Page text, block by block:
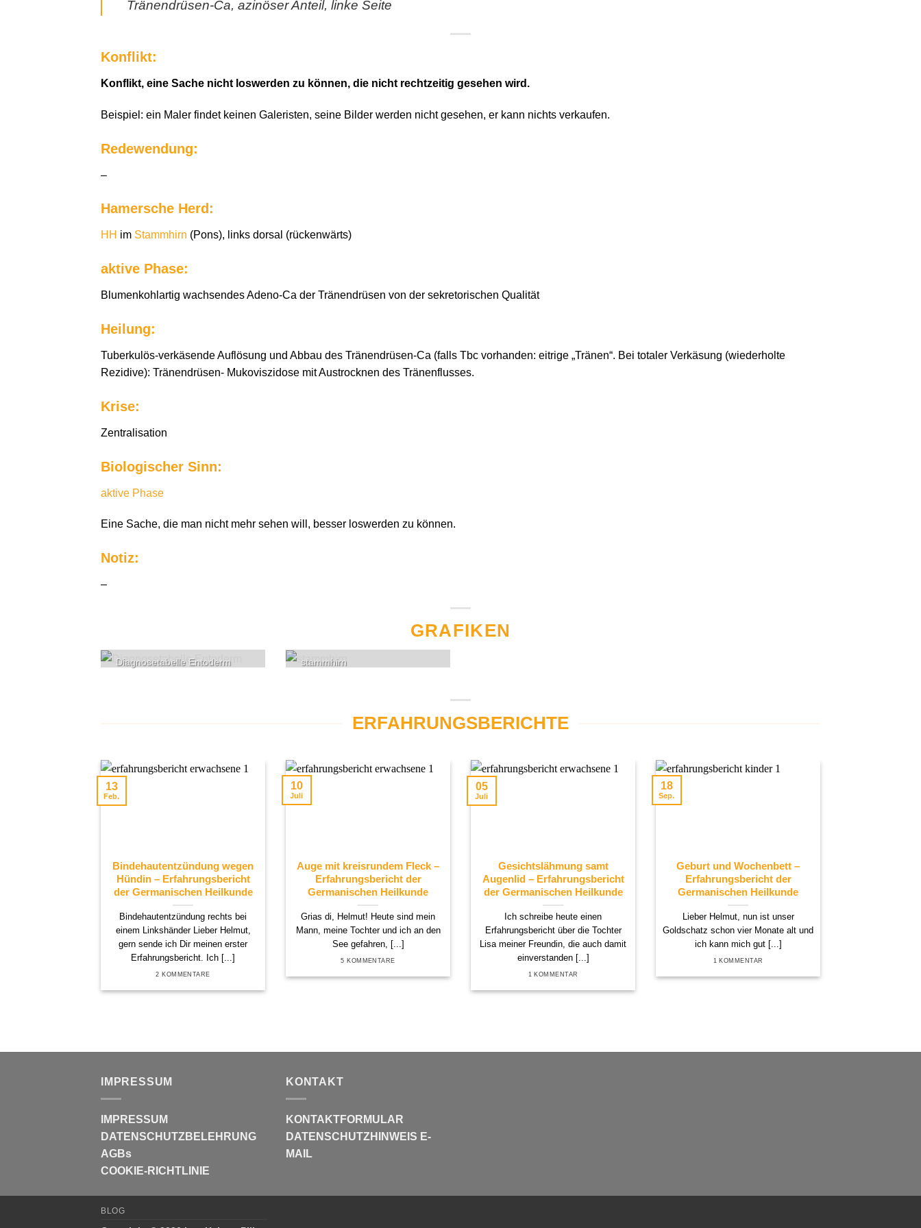
Tränendrüsen-Ca, azinöser Anteil, linke Seite
Konflikt:
Konflikt, eine Sache nicht loswerden zu können, die nicht rechtzeitig gesehen wird.
Beispiel: ein Maler findet keinen Galeristen, seine Bilder werden nicht gesehen, er kann nichts verkaufen.
Redewendung:
–
Hamersche Herd:
HH im Stammhirn (Pons), links dorsal (rückenwärts)
aktive Phase:
Blumenkohlartig wachsendes Adeno-Ca der Tränendrüsen von der sekretorischen Qualität
Heilung:
Tuberkulös-verkäsende Auflösung und Abbau des Tränendrüsen-Ca (falls Tbc vorhanden: eitrige „Tränen“. Bei totaler Verkäsung (wiederholte
Rezidive): Tränendrüsen- Mukoviszidose mit Austrocknen des Tränenflusses.
Krise:
Zentralisation
Biologischer Sinn:
aktive Phase
Eine Sache, die man nicht mehr sehen will, besser loswerden zu können.
Notiz:
–
GRAFIKEN
Diagnosetabelle Entoderm stammhirn
ERFAHRUNGSBERICHTE
Bindehautentzündung wegen
Hündin – Erfahrungsbericht
der Germanischen Heilkunde
Bindehautentzündung rechts bei
einem Linkshänder Lieber Helmut,
gern sende ich Dir meinen erster
Erfahrungsbericht. Ich [...]
2 KOMMENTARE
13
Feb.
Auge mit kreisrundem Fleck –
Erfahrungsbericht der
Germanischen Heilkunde
Grias di, Helmut! Heute sind mein
Mann, meine Tochter und ich an den
See gefahren, [...]
5 KOMMENTARE
10
Juli
Gesichtslähmung samt
Augenlid – Erfahrungsbericht
der Germanischen Heilkunde
Ich schreibe heute einen
Erfahrungsbericht über die Tochter
Lisa meiner Freundin, die auch damit
einverstanden [...]
1 KOMMENTAR
05
Juli
Geburt und Wochenbett –
Erfahrungsbericht der
Germanischen Heilkunde
Lieber Helmut, nun ist unser
Goldschatz schon vier Monate alt und
ich kann mich gut [...]
1 KOMMENTAR
18
Sep.
IMPRESSUM
IMPRESSUM
DATENSCHUTZBELEHRUNG
AGBs
COOKIE-RICHTLINIE
KONTAKT
KONTAKTFORMULAR
DATENSCHUTZHINWEIS E-
MAIL
BLOG